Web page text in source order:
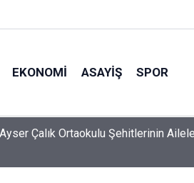
EKONOMI ASAYIŞ SPOR
Dedublüman Gecesi